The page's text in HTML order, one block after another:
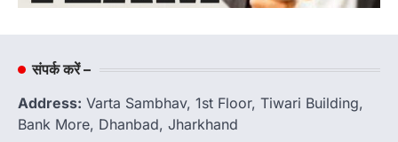
संपर्क करें –
Address: Varta Sambhav, 1st Floor, Tiwari Building,
Bank More, Dhanbad, Jharkhand